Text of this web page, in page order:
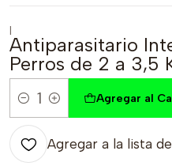
|
Antiparasitario
Perros de 2 a 3,5
Cantidad
Agregar al
Agregar a la lista